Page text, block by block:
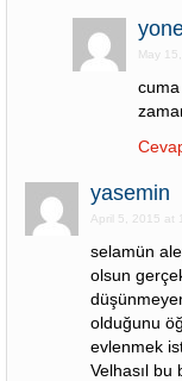
May
yasemin
April 5, 2015 at
selamün
olsun
olduğunu
evlenmek
Velhasıl bu